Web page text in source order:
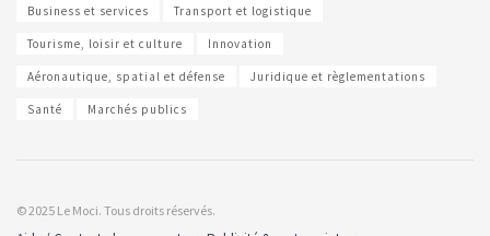
Business et services Transport et logistique
Tourisme, loisir et culture Innovation
Aéronautique, spatial et défense Juridique et règlementations
Santé Marchés publics
© 2025 Le Moci. Tous droits réservés.